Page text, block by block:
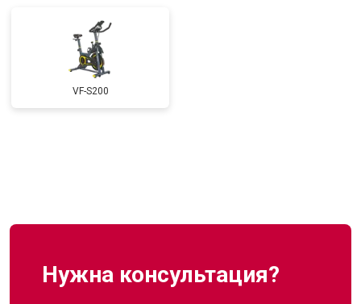
VF-S200
Нужна консультация?